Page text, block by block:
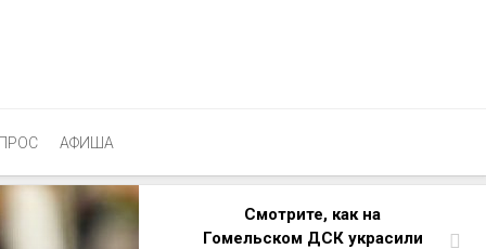
АФИША
Смотрите, как на
Гомельском ДСК украсили